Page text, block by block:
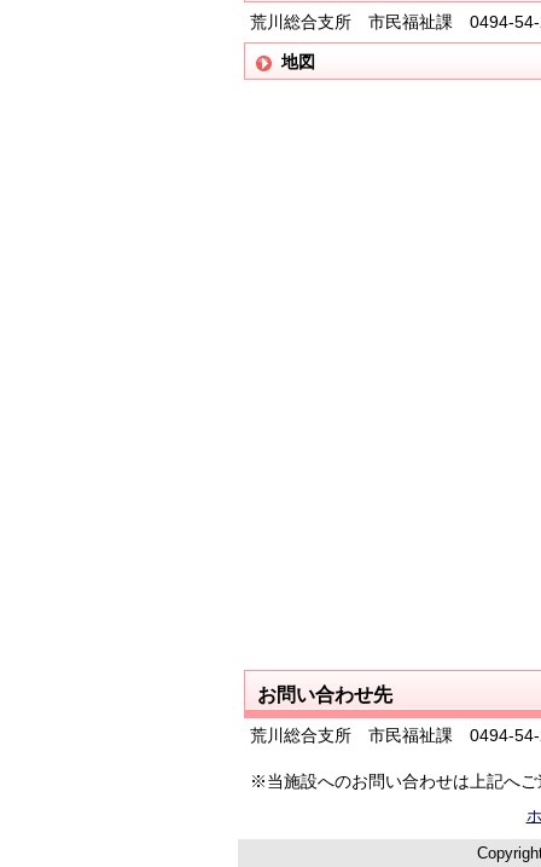
荒川総合支所 市民福祉課 0494-54-
地図
お問い合わせ先
荒川総合支所 市民福祉課 0494-54-
※当施設へのお問い合わせは上記へご